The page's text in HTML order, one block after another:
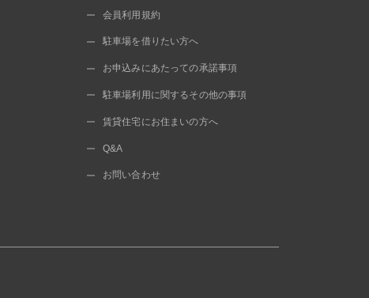
会員利用規約
駐車場を借りたい方へ
お申込みにあたっての承諾事項
駐車場利用に関するその他の事項
賃貸住宅にお住まいの方へ
Q&A
お問い合わせ